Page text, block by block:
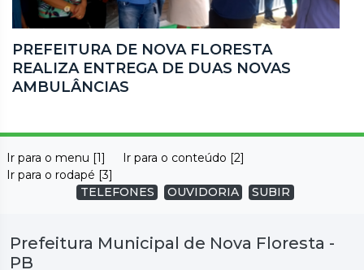
PREFEITURA DE NOVA FLORESTA
REALIZA ENTREGA DE DUAS NOVAS
AMBULÂNCIAS
Ir para o menu [1]
Ir para o conteúdo [2]
Ir para o rodapé [3]
TELEFONES
OUVIDORIA SUBIR
Prefeitura Municipal de Nova Floresta -
PB